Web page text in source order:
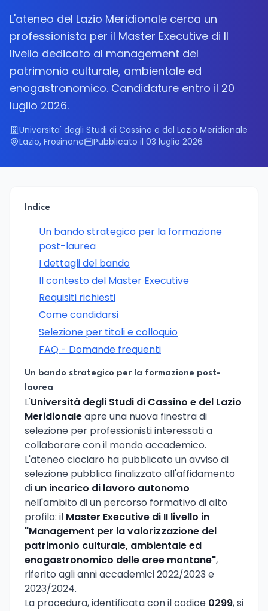
L'ateneo del Lazio Meridionale cerca un
professionista per il Master Executive di II
livello dedicato al management del
patrimonio culturale, ambientale ed
enogastronomico. Candidature entro il 20
luglio 2026.
Universita' degli Studi di Cassino e del Lazio Meridionale
Lazio, Frosinone
Pubblicato il 03 luglio 2026
Indice
Un bando strategico per la formazione
post-laurea
I dettagli del bando
Il contesto del Master Executive
Requisiti richiesti
Come candidarsi
Selezione per titoli e colloquio
FAQ - Domande frequenti
Un bando strategico per la formazione post-
laurea
L'Università degli Studi di Cassino e del Lazio
Meridionaleapre una nuova finestra di
selezione per professionisti interessati a
collaborare con il mondo accademico.
L'ateneo ciociaro ha pubblicato un avviso di
selezione pubblica finalizzato all'affidamento
di un incarico di lavoro autonomo
nell'ambito di un percorso formativo di alto
profilo: il Master Executive di II livello in
"Management per la valorizzazione del
patrimonio culturale, ambientale ed
enogastronomico delle aree montane",
riferito agli anni accademici 2022/2023 e
2023/2024.
La procedura, identificata con il codice 0299, si